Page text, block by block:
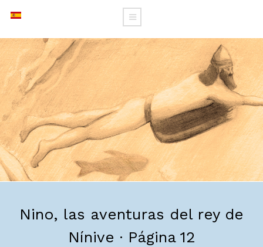
Nino, las aventuras del rey de
Nínive · Página 12